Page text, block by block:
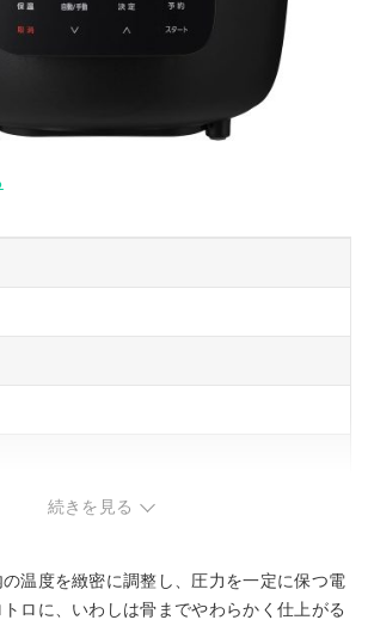
続きを見る
温度を緻密に調整し、圧力を一定に保つ電
ロに、いわしは骨までやわらかく仕上がる